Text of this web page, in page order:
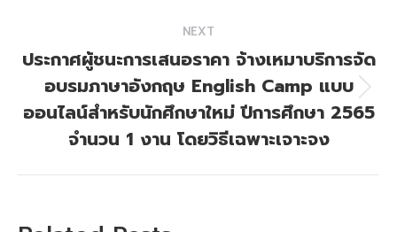
NEXT
Next
post:
ประกาศผู้ชนะการเสนอราคา จ้างเหมาบริการจัด
อบรมภาษาอังกฤษ English Camp แบบ
ออนไลน์สำหรับนักศึกษาใหม่ ปีการศึกษา 2565
จำนวน 1 งาน โดยวิธีเฉพาะเจาะจง